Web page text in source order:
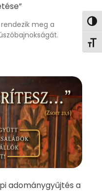
meg a
adománygyűjtés a